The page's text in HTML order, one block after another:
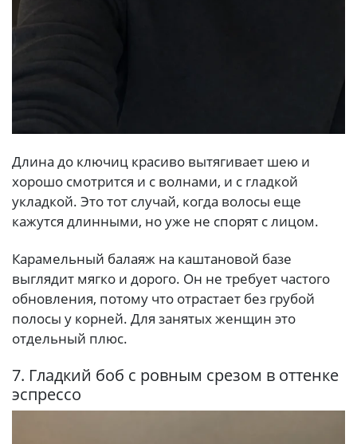
Длина до ключиц красиво вытягивает шею и
хорошо смотрится и с волнами, и с гладкой
укладкой. Это тот случай, когда волосы еще
кажутся длинными, но уже не спорят с лицом.
Карамельный балаяж на каштановой базе
выглядит мягко и дорого. Он не требует частого
обновления, потому что отрастает без грубой
полосы у корней. Для занятых женщин это
отдельный плюс.
7. Гладкий боб с ровным срезом в оттенке
эспрессо